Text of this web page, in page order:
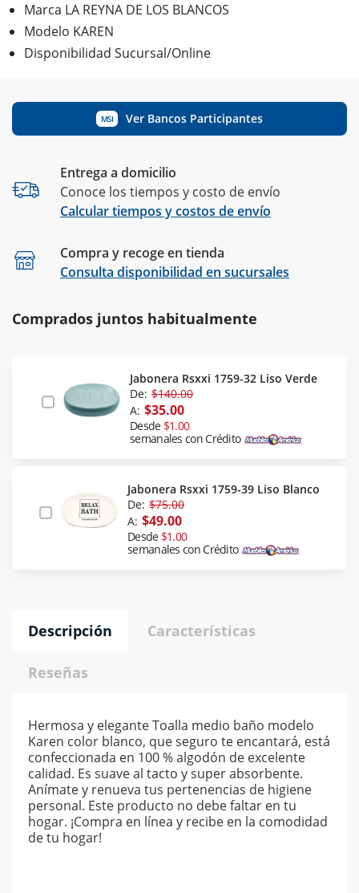
Marca LA REYNA DE LOS BLANCOS
Modelo KAREN
Disponibilidad Sucursal/Online
MSI Ver Bancos Participantes
Entrega a domicilio
Conoce los tiempos y costo de envío
Calcular tiempos y costos de envío
Compra y recoge en tienda
Consulta disponibilidad en sucursales
Comprados juntos habitualmente
Jabonera Rsxxi 1759-32 Liso Verde
De: $140.00
A: $35.00
Desde $1.00
semanales con Crédito
Jabonera Rsxxi 1759-39 Liso Blanco
De: $75.00
A: $49.00
Desde $1.00
semanales con Crédito
Descripción Características
Reseñas
Hermosa y elegante Toalla medio baño modelo
Karen color blanco, que seguro te encantará, está
confeccionada en 100 % algodón de excelente
calidad. Es suave al tacto y super absorbente.
Anímate y renueva tus pertenencias de higiene
personal. Este producto no debe faltar en tu
hogar. ¡Compra en línea y recibe en la comodidad
de tu hogar!